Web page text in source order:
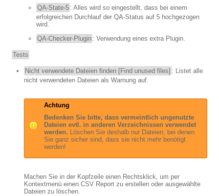
QA-State-5 : Alles wird so eingestellt, dass bei einem
erfolgreichen Durchlauf der QA-Status auf 5 hochgezogen
wird.
QA-Checker-Plugin : Verwendung eines extra Plugin.
Tests
Nicht verwendete Dateien finden [Find unused files] : Listet alle
nicht verwendeten Dateien als Warnung auf.
Achtung
Bedenken Sie bitte, dass vermeintlich ungenutzte
Dateien evtl. in anderen Verzeichnissen verwendet
werden. Löschen Sie deshalb nur Dateien, bei denen
Sie ganz sicher sind, dass sie nicht mehr benötigt
werden!
Machen Sie in der Kopfzeile einen Rechtsklick, um per
Kontextmenü einen CSV Report zu erstellen oder ausgewählte
Dateien zu löschen.